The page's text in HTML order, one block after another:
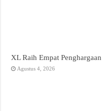
XL Raih Empat
Agustus 4, 2026